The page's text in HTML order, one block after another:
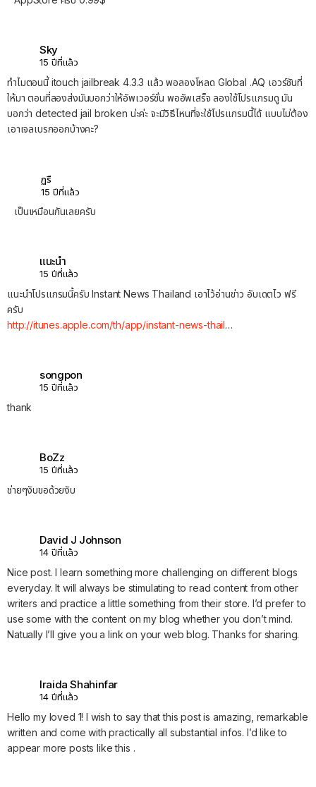
Sky
15 ปีที่แล้ว
ทำไมตอนนี้ itouch jailbreak 4.3.3 แล้ว พอลองโหลด Global .AQ เอวร์ชันที่
ให้มา ตอนที่ลองส่งมันบอกว่าให้อัพเวอร์ชั่น พออัพเสร็จ ลองใช้โปรแกรมดู มัน
บอกว่า detected jail broken น่ะค่ะ จะมีวิธีไหนที่จะใช้โปรแกรมนี้ได้ แบบไม่ต้อง
เอาเจลเบรกออกบ้างคะ?
ฏรื
15 ปีที่แล้ว
เป็นเหมือนกันเลยครับ
แนะนำ
15 ปีที่แล้ว
แนะนำโปรแกรมนี้ครับ Instant News Thailand เอาไว้อ่านข่าว อับเดตไว ฟรี
ครับ
http://itunes.apple.com/th/app/instant-news-thail…
songpon
15 ปีที่แล้ว
thank
BoZz
15 ปีที่แล้ว
ช่ายๆงับขอด้วยงับ
David J Johnson
14 ปีที่แล้ว
Nice post. I learn something more challenging on different blogs
everyday. It will always be stimulating to read content from other
writers and practice a little something from their store. I’d prefer to
use some with the content on my blog whether you don’t mind.
Natually I’ll give you a link on your web blog. Thanks for sharing.
Iraida Shahinfar
14 ปีที่แล้ว
Hello my loved 1! I wish to say that this post is amazing, remarkable
written and come with practically all substantial infos. I’d like to
appear more posts like this .